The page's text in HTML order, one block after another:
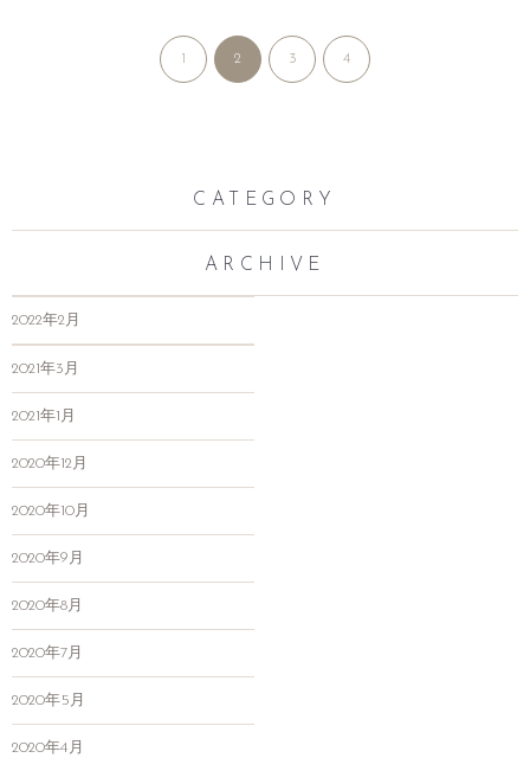
2 3 4
CATEGORY
ARCHIVE
2022年2月
2021年3月
2021年1月
2020年12月
2020年10月
2020年9月
2020年8月
2020年7月
2020年5月
2020年4月